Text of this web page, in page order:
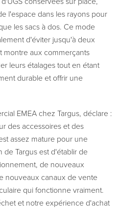
l'espace dans les rayons pour
les sacs à dos. Ce mode
d'éviter jusqu'à deux
montre aux commerçants
leurs étalages tout en étant
durable et offrir une
EMEA chez Targus, déclare :
des accessoires et des
assez mature pour une
de Targus est d'établir de
de nouveaux
nouveaux canaux de vente
qui fonctionne vraiment.
et notre expérience d'achat